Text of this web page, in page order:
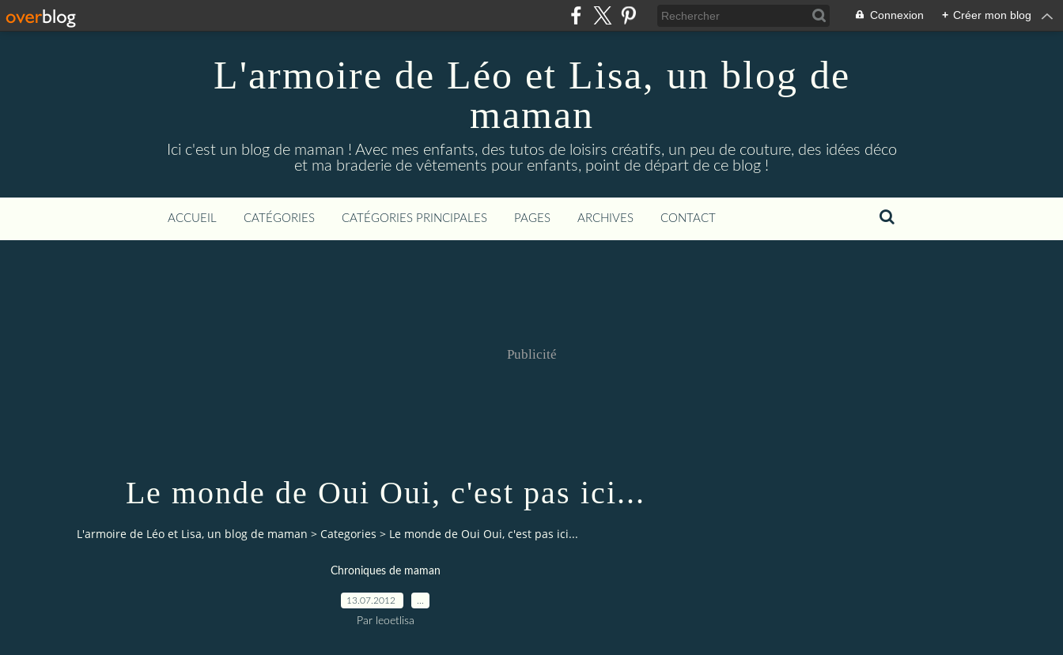
Connexion + Créer mon blog
L'armoire de Léo et Lisa, un blog de
maman
Ici c'est un blog de maman ! Avec mes enfants, des tutos de loisirs créatifs, un peu de couture, des idées déco
et ma braderie de vêtements pour enfants, point de départ de ce blog !
ACCUEIL CATÉGORIES CATÉGORIES PRINCIPALES PAGES ARCHIVES CONTACT
Publicité
Le monde de Oui Oui, c'est pas ici...
L'armoire de Léo et Lisa, un blog de maman > Categories > Le monde de Oui Oui, c'est pas ici...
Chroniques de maman
13.07.2012
Par leoetlisa